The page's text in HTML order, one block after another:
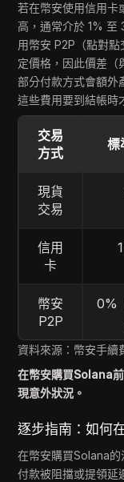
若在幣安使用信用卡
高，通常介於 1% 至
用幣安 P2P（點對
定價格，因此價差（
部分付款方式會額外
這些費用要到結帳時
交易
方式
標
現貨
交易
信用
卡
幣安
P2P
0%
資料來源：幣安手續
在幣安購買Solana
現意外狀況。
逐步指南：如何
在幣安購買Solana
付款被阻擋或提領延